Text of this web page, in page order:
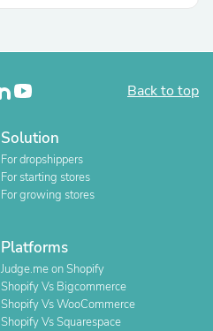
Back to top
Solution
For dropshippers
For starting stores
For growing stores
Platforms
Judge.me on Shopify
Shopify Vs Bigcommerce
Shopify Vs WooCommerce
Shopify Vs Squarespace